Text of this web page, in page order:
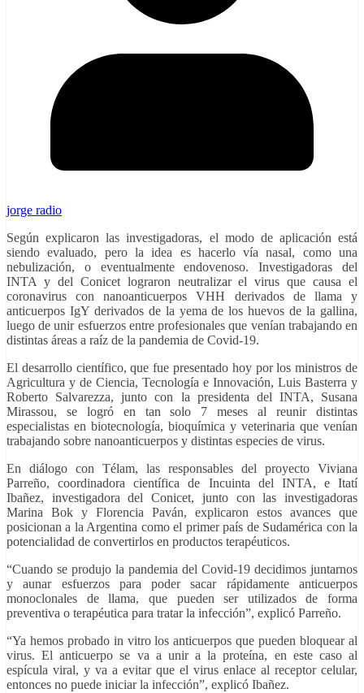
jorge radio
Según explicaron las investigadoras, el modo de aplicación está
siendo evaluado, pero la idea es hacerlo vía nasal, como una
nebulización, o eventualmente endovenoso. Investigadoras del
INTA y del Conicet lograron neutralizar el virus que causa el
coronavirus con nanoanticuerpos VHH derivados de llama y
anticuerpos IgY derivados de la yema de los huevos de la gallina,
luego de unir esfuerzos entre profesionales que venían trabajando en
distintas áreas a raíz de la pandemia de Covid-19.
El desarrollo científico, que fue presentado hoy por los ministros de
Agricultura y de Ciencia, Tecnología e Innovación, Luis Basterra y
Roberto Salvarezza, junto con la presidenta del INTA, Susana
Mirassou, se logró en tan solo 7 meses al reunir distintas
especialistas en biotecnología, bioquímica y veterinaria que venían
trabajando sobre nanoanticuerpos y distintas especies de virus.
En diálogo con Télam, las responsables del proyecto Viviana
Parreño, coordinadora científica de Incuinta del INTA, e Itatí
Ibañez, investigadora del Conicet, junto con las investigadoras
Marina Bok y Florencia Paván, explicaron estos avances que
posicionan a la Argentina como el primer país de Sudamérica con la
potencialidad de convertirlos en productos terapéuticos.
“Cuando se produjo la pandemia del Covid-19 decidimos juntarnos
y aunar esfuerzos para poder sacar rápidamente anticuerpos
monoclonales de llama, que pueden ser utilizados de forma
preventiva o terapéutica para tratar la infección”, explicó Parreño.
“Ya hemos probado in vitro los anticuerpos que pueden bloquear al
virus. El anticuerpo se va a unir a la proteína, en este caso al
espícula viral, y va a evitar que el virus enlace al receptor celular,
entonces no puede iniciar la infección”, explicó Ibañez.